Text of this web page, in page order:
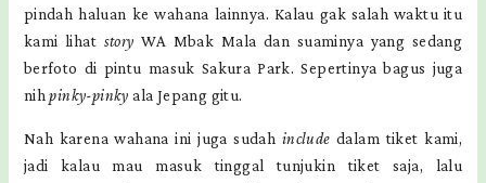
pindah haluan ke wahana lainnya. Kalau gak salah waktu itu
kami lihat story WA Mbak Mala dan suaminya yang sedang
berfoto di pintu masuk Sakura Park. Sepertinya bagus juga
nihpinky-pinky ala Jepang gitu.
Nah karena wahana ini juga sudah include dalam tiket kami,
jadi kalau mau masuk tinggal tunjukin tiket saja, lalu